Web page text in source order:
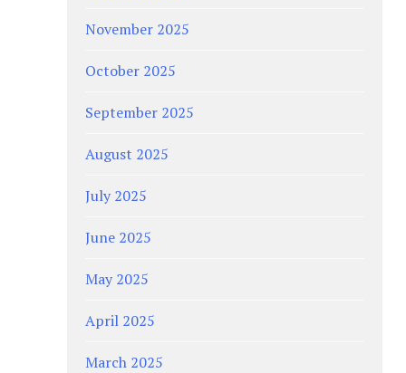
November 2025
October 2025
September 2025
August 2025
July 2025
June 2025
May 2025
April 2025
March 2025